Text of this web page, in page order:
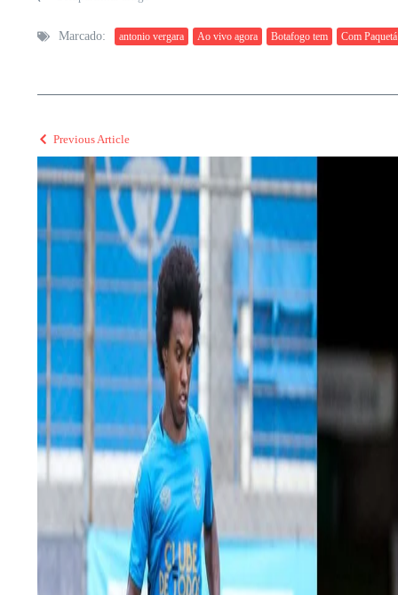
Marcado: antonio vergara Ao vivo agora Botafogo tem Com Paquetá
Previous Article